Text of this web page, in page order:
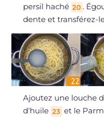
persil haché 20 .
dente et transférez-
Ajoutez une louche
d'huile 23 et le